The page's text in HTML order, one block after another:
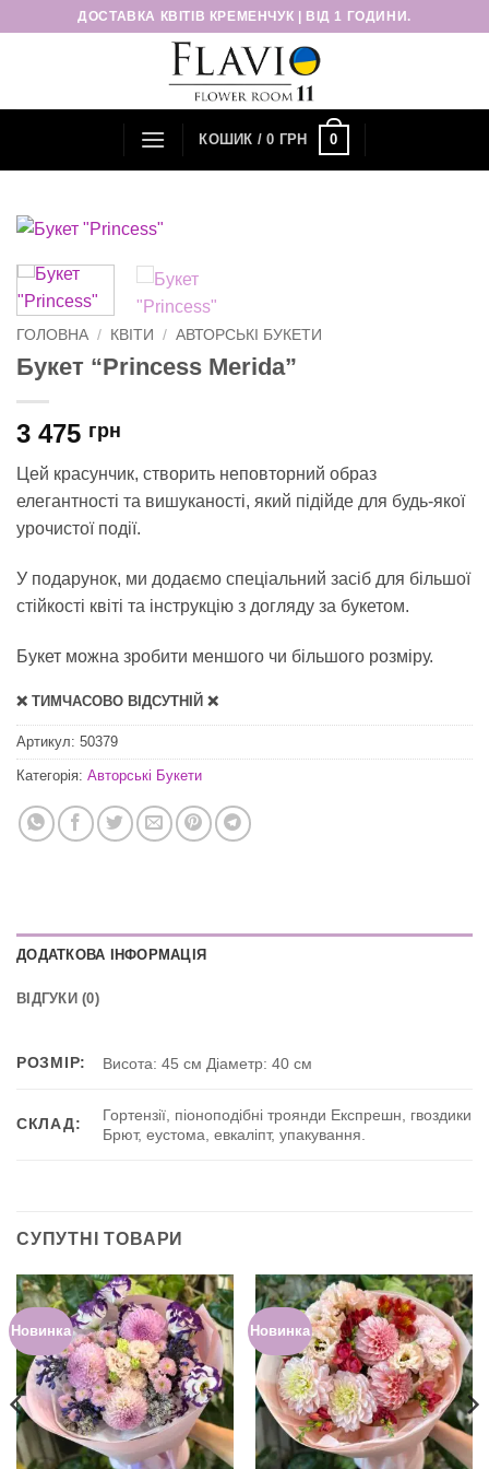
ПропуститиДОСТАВКА КВІТІВ КРЕМЕНЧУК | ВІД 1 ГОДИНИ.
КОШИК /0 ГРН 0
ГОЛОВНА / КВІТИ / АВТОРСЬКІ БУКЕТИ
Букет “Princess Merida”
3 475 грн
Цей красунчик, створить неповторний образ
елегантності та вишуканості, який підійде для будь-якої
урочистої події.
У подарунок, ми додаємо спеціальний засіб для більшої
стійкості квіті та інструкцію з догляду за букетом.
Букет можна зробити меншого чи більшого розміру.
❌ ТИМЧАСОВО ВІДСУТНІЙ ❌
Артикул: 50379
Категорія: Авторські Букети
ДОДАТКОВА ІНФОРМАЦІЯ
ВІДГУКИ (0)
РОЗМІР: Висота: 45 см Діаметр: 40 см
СКЛАД:
Гортензії, піоноподібні троянди Експрешн, гвоздики
Брют, еустома, евкаліпт, упакування.
СУПУТНІ ТОВАРИ
Новинка Новинка